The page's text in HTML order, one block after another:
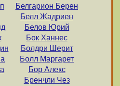
Белгарион Берен
Белл Жадриен
Белов Юрий
Бок Ханнес
Болдри Шерит
Болл Маргарет
Бор Алекс
Бренчли Чез